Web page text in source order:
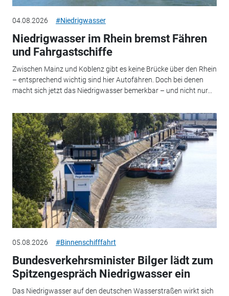
04.08.2026 #Niedrigwasser
Niedrigwasser im Rhein bremst Fähren
und Fahrgastschiffe
Zwischen Mainz und Koblenz gibt es keine Brücke über den Rhein
– entsprechend wichtig sind hier Autofähren. Doch bei denen
macht sich jetzt das Niedrigwasser bemerkbar – und nicht nur...
05.08.2026 #Binnenschifffahrt
Bundesverkehrsminister Bilger lädt zum
Spitzengespräch Niedrigwasser ein
Das Niedrigwasser auf den deutschen Wasserstraßen wirkt sich